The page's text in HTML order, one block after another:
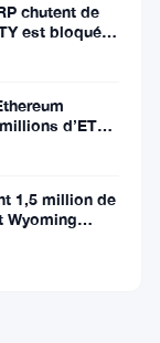
chutent de
est bloquée
d’ETH
1,5 million de
Wyoming